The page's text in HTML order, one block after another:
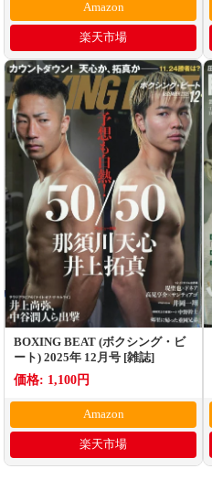
Amazon
楽天市場
BOXING BEAT (ボクシング・ビ
ート) 2025年 12月号 [雑誌]
価格: 1,100円
Amazon
楽天市場